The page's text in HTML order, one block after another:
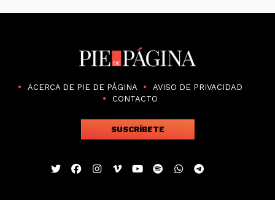
ACERCA DE PIE DE PÁGINA
AVISO DE PRIVACIDAD
CONTACTO
SUSCRÍBETE